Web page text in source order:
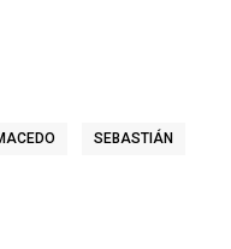
SEBASTIÁN